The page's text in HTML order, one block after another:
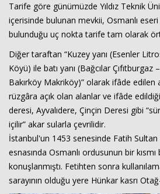
Tarife göre günümüzde Yıldız Teknik
içerisinde bulunan mevkii, Osmanlı eseri
bulunduğu uç nokta tarife tam olarak
Diğer taraftan “Kuzey yanı (Esenler
Köyü) ile batı yanı (Bağcılar
Bakırköy Makriköy)” olarak ifâde edilen
rüzgâra açık olan alanlar ve ifâde edildiği
deresi, Ayvalıdere, Çinçin Deresi gibi
içilir” akar sularla çevrilidir.
İstanbul'un 1453 senesinde Fatih
esnasında Osmanlı ordusunun bir
konuşlanmıştı. Fetihten sonra
sarayının olduğu yere Hünkar kasrı